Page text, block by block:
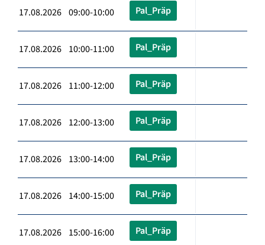
17.08.2026 09:00-10:00 Pal_Präp
17.08.2026 10:00-11:00 Pal_Präp
17.08.2026 11:00-12:00 Pal_Präp
17.08.2026 12:00-13:00 Pal_Präp
17.08.2026 13:00-14:00 Pal_Präp
17.08.2026 14:00-15:00 Pal_Präp
17.08.2026 15:00-16:00 Pal_Präp